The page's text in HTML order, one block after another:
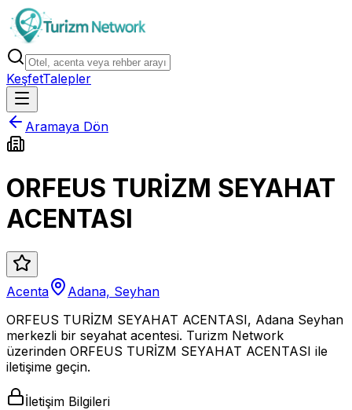
KeşfetTalepler
Aramaya Dön
ORFEUS TURİZM SEYAHAT
ACENTASI
Acenta
Adana, Seyhan
ORFEUS TURİZM SEYAHAT ACENTASI, Adana Seyhan
merkezli bir seyahat acentesi. Turizm Network
üzerinden ORFEUS TURİZM SEYAHAT ACENTASI ile
iletişime geçin.
İletişim Bilgileri